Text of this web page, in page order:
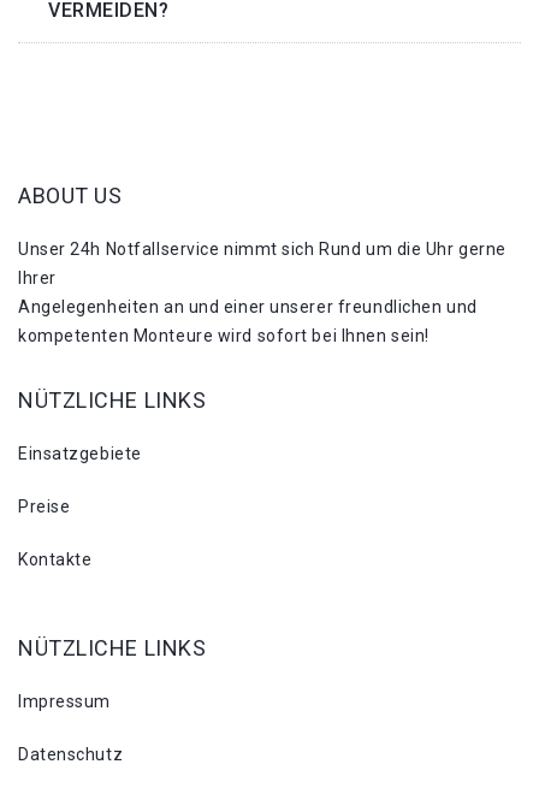
VERMEIDEN?
ABOUT US
Unser 24h Notfallservice nimmt sich Rund um die Uhr gerne
Ihrer
Angelegenheiten an und einer unserer freundlichen und
kompetenten Monteure wird sofort bei Ihnen sein!
NÜTZLICHE LINKS
Einsatzgebiete
Preise
Kontakte
NÜTZLICHE LINKS
Impressum
Datenschutz